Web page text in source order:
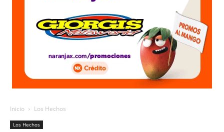
Inicio Los Hechos
Los Hechos